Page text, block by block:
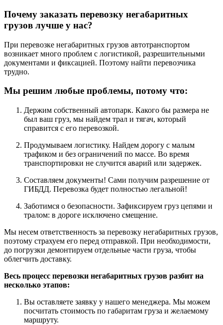
Почему заказать перевозку негабаритных
грузов лучше у нас?
При перевозке негабаритных грузов автотранспортом
возникает много проблем с логистикой, разрешительными
документами и фиксацией. Поэтому найти перевозчика
трудно.
Мы решим любые проблемы, потому что:
Держим собственный автопарк. Какого бы размера не
был ваш груз, мы найдем трал и тягач, который
справится с его перевозкой.
Продумываем логистику. Найдем дорогу с малым
трафиком и без ограничений по массе. Во время
транспортировки не случится аварий или задержек.
Составляем документы! Сами получим разрешение от
ГИБДД. Перевозка будет полностью легальной!
Заботимся о безопасности. Зафиксируем груз цепями и
тралом: в дороге исключено смещение.
Мы несем ответственность за перевозку негабаритных грузов,
поэтому страхуем его перед отправкой. При необходимости,
до погрузки демонтируем отдельные части груза, чтобы
облегчить доставку.
Весь процесс перевозки негабаритных грузов разбит на
несколько этапов:
Вы оставляете заявку у нашего менеджера. Мы можем
посчитать стоимость по габаритам груза и желаемому
маршруту.